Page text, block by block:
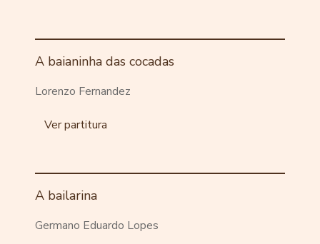
A baianinha das cocadas
Lorenzo Fernandez
Ver partitura
A bailarina
Germano Eduardo Lopes